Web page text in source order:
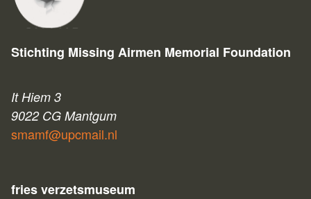
Stichting Missing Airmen Memorial Foundation
It Hiem 3
9022 CG Mantgum
smamf@upcmail.nl
fries verzetsmuseum